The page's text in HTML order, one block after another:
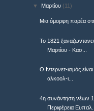
▼ Μαρτίου (11)
Μια όμορφη παρέα
Το 1821
Μαρτίου - Κασ...
Ο Ιντερνετ-ισμός
αλκοολ-ι...
4η συνάντηση νέων
Περιφέρεια Ευπαλ...